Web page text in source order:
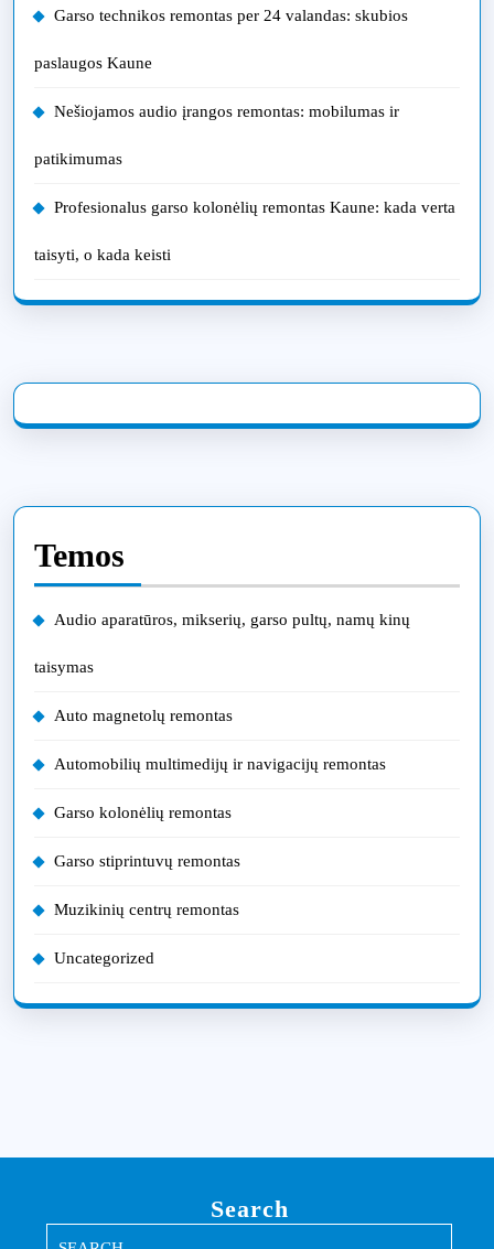
Garso technikos remontas per 24 valandas: skubios
paslaugos Kaune
Nešiojamos audio įrangos remontas: mobilumas ir
patikimumas
Profesionalus garso kolonėlių remontas Kaune: kada verta
taisyti, o kada keisti
Temos
Audio aparatūros, mikserių, garso pultų, namų kinų
taisymas
Auto magnetolų remontas
Automobilių multimedijų ir navigacijų remontas
Garso kolonėlių remontas
Garso stiprintuvų remontas
Muzikinių centrų remontas
Uncategorized
Search